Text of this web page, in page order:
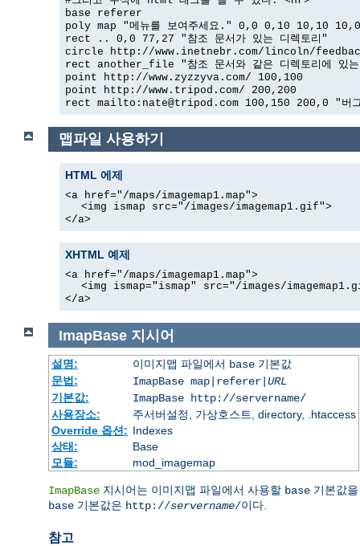
base referer
poly map "메뉴를 보여주세요." 0,0 0,10 10,10 10,0
rect .. 0,0 77,27 "참조 문서가 있는 디렉토리"
circle http://www.inetnebr.com/lincoln/
rect another_file "참조 문서와 같은 디렉토리에 있
point http://www.zyzzyva.com/ 100,100
point http://www.tripod.com/ 200,200
rect mailto:nate@tripod.com 100,150 200,0 "버
맵파일 사용하기
HTML 에제
<a href="/maps/imagemap1.map">
<img ismap src="/images/imagemap1.gif">
</a>
XHTML 예제
<a href="/maps/imagemap1.map">
<img ismap="ismap" src="/images/
</a>
ImapBase 지시어
설명: 이미지맵 파일에서 base기본값
문법:
ImapBase map|referer| URL
기본값:
ImapBase http://servername/
사용장소:
주서버설정, 가상호스트, directory, .htaccess
Override 옵션: Indexes
상태:
Base
모듈:
mod_imagemap
ImapBase 지시어는 이미지맵 파일에서 사용할 base 기본값
base 기본값은 http://servername/이다.
참고